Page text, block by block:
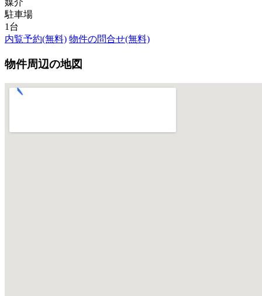
媒介
駐車場
1台
内覧予約(無料) 物件の問合せ(無料)
物件周辺の地図